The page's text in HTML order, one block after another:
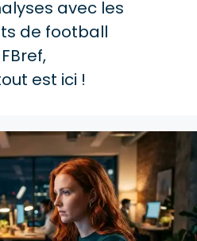
avec les
de football
est ici !